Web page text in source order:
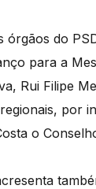
do
para a
Rui Filipe
por
o